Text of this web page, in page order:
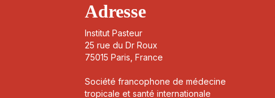
Adresse
Institut Pasteur
25 rue du Dr Roux
75015 Paris, France
Société francophone de médecine
tropicale et santé internationale